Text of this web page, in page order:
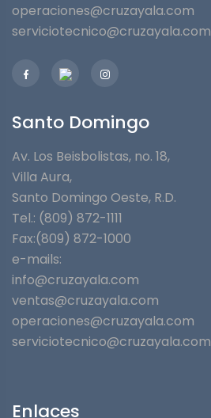
operaciones@cruzayala.com
serviciotecnico@cruzayala.com
Santo Domingo
Av. Los Beisbolistas, no. 18,
Villa Aura,
Santo Domingo Oeste, R.D.
Tel.: (809) 872-1111
Fax:(809) 872-1000
e-mails:
info@cruzayala.com
ventas@cruzayala.com
operaciones@cruzayala.com
serviciotecnico@cruzayala.com
Enlaces